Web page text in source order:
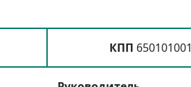
КПП 650101001